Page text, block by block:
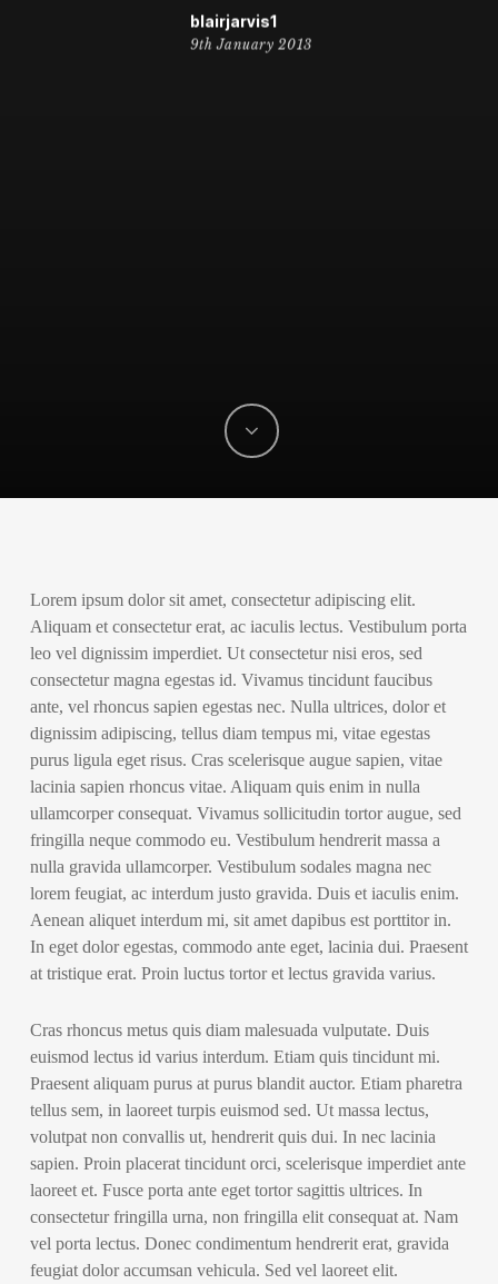
blairjarvis1
9th January 2013
Lorem ipsum dolor sit amet, consectetur adipiscing elit.
Aliquam et consectetur erat, ac iaculis lectus. Vestibulum porta
leo vel dignissim imperdiet. Ut consectetur nisi eros, sed
consectetur magna egestas id. Vivamus tincidunt faucibus
ante, vel rhoncus sapien egestas nec. Nulla ultrices, dolor et
dignissim adipiscing, tellus diam tempus mi, vitae egestas
purus ligula eget risus. Cras scelerisque augue sapien, vitae
lacinia sapien rhoncus vitae. Aliquam quis enim in nulla
ullamcorper consequat. Vivamus sollicitudin tortor augue, sed
fringilla neque commodo eu. Vestibulum hendrerit massa a
nulla gravida ullamcorper. Vestibulum sodales magna nec
lorem feugiat, ac interdum justo gravida. Duis et iaculis enim.
Aenean aliquet interdum mi, sit amet dapibus est porttitor in.
In eget dolor egestas, commodo ante eget, lacinia dui. Praesent
at tristique erat. Proin luctus tortor et lectus gravida varius.
Cras rhoncus metus quis diam malesuada vulputate. Duis
euismod lectus id varius interdum. Etiam quis tincidunt mi.
Praesent aliquam purus at purus blandit auctor. Etiam pharetra
tellus sem, in laoreet turpis euismod sed. Ut massa lectus,
volutpat non convallis ut, hendrerit quis dui. In nec lacinia
sapien. Proin placerat tincidunt orci, scelerisque imperdiet ante
laoreet et. Fusce porta ante eget tortor sagittis ultrices. In
consectetur fringilla urna, non fringilla elit consequat at. Nam
vel porta lectus. Donec condimentum hendrerit erat, gravida
feugiat dolor accumsan vehicula. Sed vel laoreet elit.